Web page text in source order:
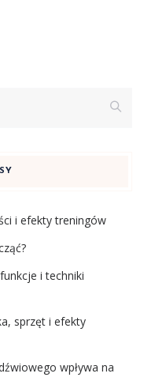
i efekty treningów
i techniki
sprzęt i efekty
wpływa na